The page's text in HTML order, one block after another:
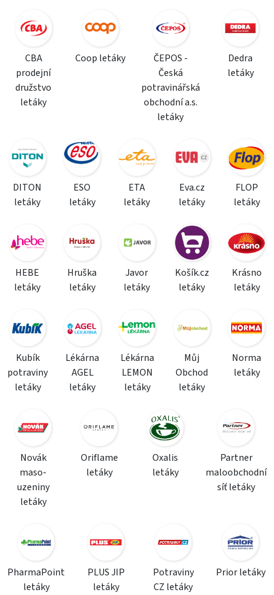
CBA
prodejní
družstvo
letáky
Coop letáky
ČEPOS -
Česká
potravinářská
obchodní a.s.
letáky
Dedra
letáky
DITON
letáky
ESO
letáky
ETA
letáky
Eva.cz
letáky
FLOP
letáky
HEBE
letáky
Hruška
letáky
Javor
letáky
Košík.cz
letáky
Krásno
letáky
Kubík
potraviny
letáky
Lékárna
AGEL
letáky
Lékárna
LEMON
letáky
Můj
Obchod
letáky
Norma
letáky
Novák
maso-
uzeniny
letáky
Oriflame
letáky
Oxalis
letáky
Partner
maloobchodní
síť letáky
PharmaPoint
letáky
PLUS JIP
letáky
Potraviny
CZ letáky
Prior letáky